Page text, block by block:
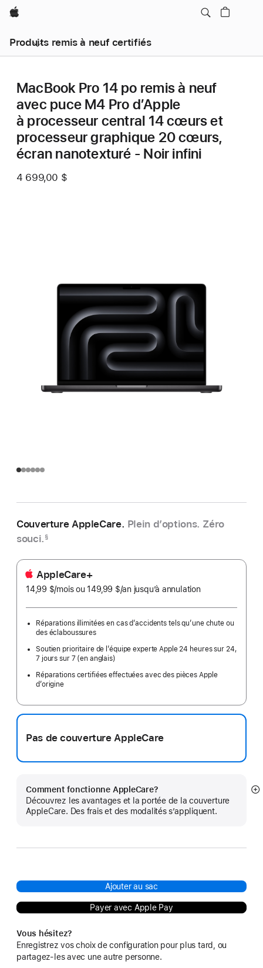
Apple
Produits remis à neuf certifiés
MacBook Pro 14 po remis à neuf
avec puce M4 Pro d’Apple
à processeur central 14 cœurs et
processeur graphique 20 cœurs,
écran nanotexturé - Noir infini
4 699,00 $
Couverture AppleCare. Plein d’options. Zéro
souci. §
AppleCare+
14,99 $/moispar
ou 149,99 $/anpar
jusqu’à annulation
Réparations illimitées en cas d’accidents tels qu’une chute ou
des éclaboussures
Soutien prioritaire de l’équipe experte Apple 24 heures sur 24,
7 jours sur 7 (en anglais)
Réparations certifiées effectuées avec des pièces Apple
d’origine
Pas de couverture AppleCare
Comment fonctionne AppleCare?
Découvrez les avantages et la portée de la couverture
AppleCare. Des frais et des modalités s’appliquent.
Ajouter au sac
Payer avec Apple Pay
Vous hésitez?
Enregistrez vos choix de configuration pour plus tard, ou
partagez-les avec une autre personne.